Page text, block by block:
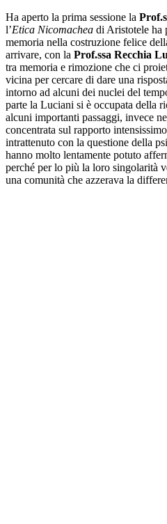
Ha aperto la prima sessione la
l’Etica Nicomachea di Aristotele ha
memoria nella costruzione felice
arrivare, con la Prof.ssa Recchia
tra memoria e rimozione che ci
vicina per cercare di dare una
intorno ad alcuni dei nuclei del
parte la Luciani si è occupata della
alcuni importanti passaggi, invece
concentrata sul rapporto
intrattenuto con la questione della
hanno molto lentamente potuto
perché per lo più la loro singolarità
una comunità che azzerava la